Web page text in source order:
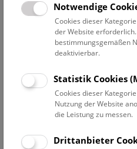
Datumsfilter
Datum
Erweiterte
Filter
Notwendige
Cookies dieser
der Website
bestimmungsgemäßen
deaktivierbar.
Statistik Cookies
Cookies dieser
Nutzung der Website
die Leistung zu messen.
Drittanbieter